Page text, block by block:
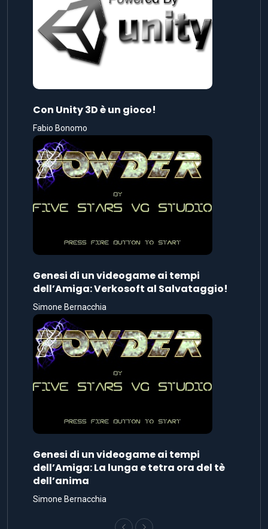
Con Unity 3D è un gioco!
Fabio Bonomo
Genesi di un videogame ai tempi
dell’Amiga: Verkosoft al Salvataggio!
Simone Bernacchia
Genesi di un videogame ai tempi
dell’Amiga: La lunga e tetra ora del tè
dell’anima
Simone Bernacchia